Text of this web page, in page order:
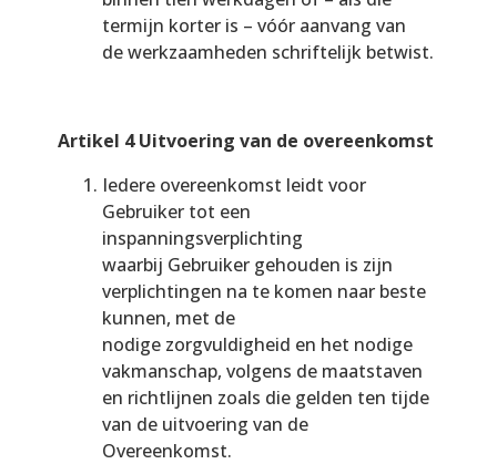
termijn korter is – vóór aanvang van
de werkzaamheden schriftelijk betwist.
Artikel 4 Uitvoering van de overeenkomst
Iedere overeenkomst leidt voor
Gebruiker tot een
inspanningsverplichting
waarbij Gebruiker gehouden is zijn
verplichtingen na te komen naar beste
kunnen, met de
nodige zorgvuldigheid en het nodige
vakmanschap, volgens de maatstaven
en richtlijnen zoals die gelden ten tijde
van de uitvoering van de
Overeenkomst.